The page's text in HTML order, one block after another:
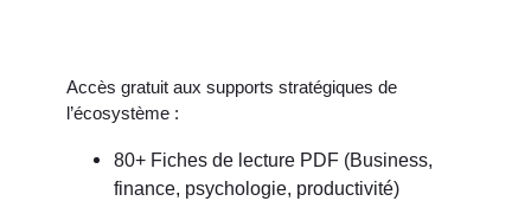
Accès gratuit aux supports stratégiques de
l’écosystème :
80+ Fiches de lecture PDF (Business,
finance, psychologie, productivité)